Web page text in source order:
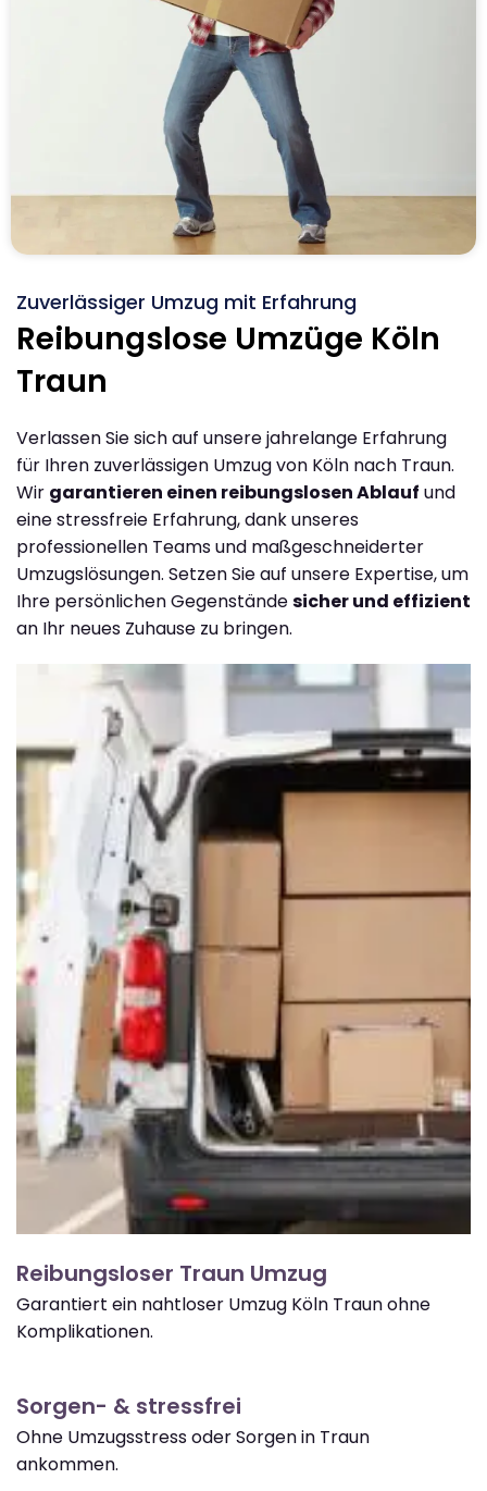
Zuverlässiger Umzug mit Erfahrung
Reibungslose Umzüge Köln
Traun
Verlassen Sie sich auf unsere jahrelange Erfahrung
für Ihren zuverlässigen Umzug von Köln nach Traun.
Wir garantieren einen reibungslosen Ablauf und
eine stressfreie Erfahrung, dank unseres
professionellen Teams und maßgeschneiderter
Umzugslösungen. Setzen Sie auf unsere Expertise, um
Ihre persönlichen Gegenständesicher und effizient
an Ihr neues Zuhause zu bringen.
Reibungsloser Traun Umzug
Garantiert ein nahtloser Umzug Köln Traun ohne
Komplikationen.
Sorgen- & stressfrei
Ohne Umzugsstress oder Sorgen in Traun
ankommen.